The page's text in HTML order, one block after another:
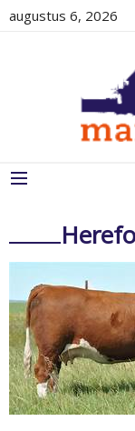
augustus 6, 2026